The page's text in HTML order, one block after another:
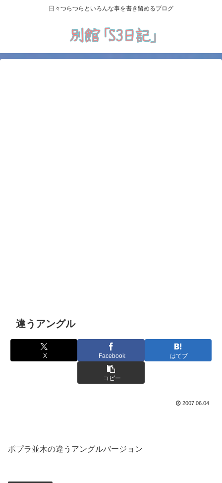
日々つらつらといろんな事を書き留めるブログ
違うアングル
X Facebook はてブ
コピー
2007.06.04
ポプラ並木の違うアングルバージョン